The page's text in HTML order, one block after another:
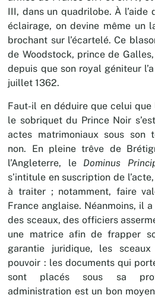
III, dans un quadrilobe. À l’aide
éclairage, on devine même un
brochant sur l’écartelé. Ce
de Woodstock, prince de Galles,
depuis que son royal géniteur
juillet 1362.
Faut-il en déduire que celui que
le sobriquet du Prince Noir
actes matrimoniaux sous son
non. En pleine trêve de
l’Angleterre, le Dominus
s’intitule en suscription de
à traiter ; notamment, faire
France anglaise. Néanmoins, il
des sceaux, des officiers
une matrice afin de frapper
garantie juridique, les
pouvoir : les documents qui
sont placés sous sa
administration est un bon